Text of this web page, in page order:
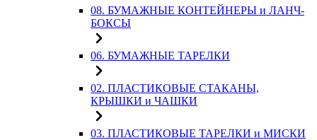
08. БУМАЖНЫЕ КОНТЕЙНЕРЫ и ЛАНЧ-
БОКСЫ
06. БУМАЖНЫЕ ТАРЕЛКИ
02. ПЛАСТИКОВЫЕ СТАКАНЫ,
КРЫШКИ и ЧАШКИ
03. ПЛАСТИКОВЫЕ ТАРЕЛКИ и МИСКИ